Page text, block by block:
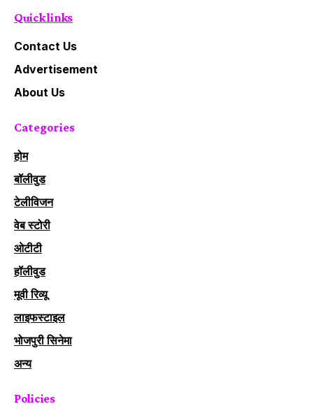
Quick links
Contact Us
Advertisement
About Us
Categories
होम
बॉलीवुड
टेलीविजन
वेब स्टोरी
ओटीटी
हॉलीवुड
मूवी रिव्यू
लाइफस्टाइल
भोजपुरी सिनेमा
अन्य
Policies